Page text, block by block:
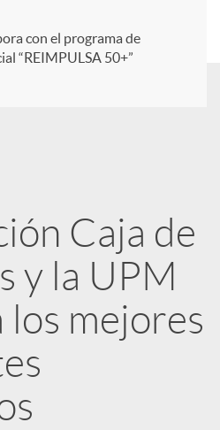
con el programa de
“REIMPULSA 50+”
Caja de
y la UPM
los mejores